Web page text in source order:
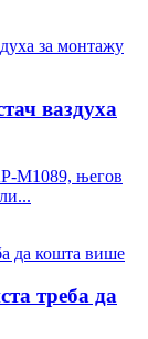
ваздуха
M1089, његов
треба да